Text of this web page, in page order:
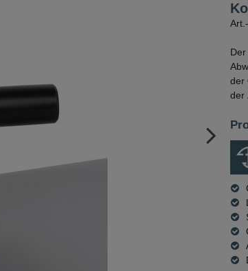
der
der